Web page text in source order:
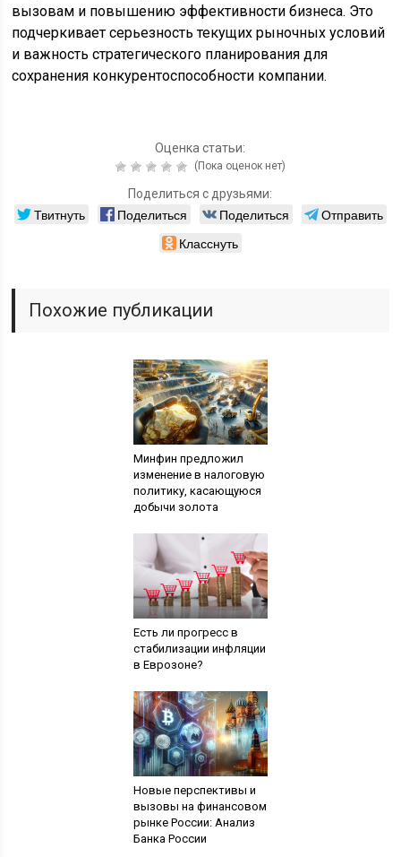
вызовам и повышению эффективности бизнеса. Это
подчеркивает серьезность текущих рыночных условий
и важность стратегического планирования для
сохранения конкурентоспособности компании.
Оценка статьи:
(Пока оценок нет)
Поделиться с друзьями:
Твитнуть Поделиться Поделиться
Отправить
Класснуть
Похожие публикации
Минфин предложил
изменение в налоговую
политику, касающуюся
добычи золота
Есть ли прогресс в
стабилизации инфляции
в Еврозоне?
Новые перспективы и
вызовы на финансовом
рынке России: Анализ
Банка России